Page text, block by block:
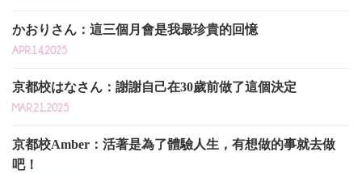
かおりさん：這三個月會是我最珍貴的回憶
APR.14,2025
京都校はなさん：謝謝自己在30歲前做了這個決定
MAR.21,2025
京都校Amber：活著是為了體驗人生，有想做的事就去做
吧！